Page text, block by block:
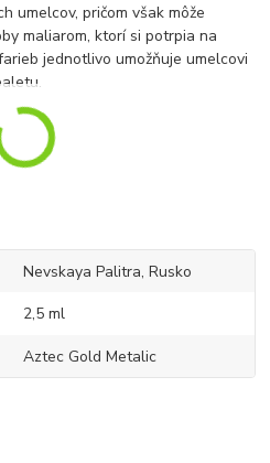
umelcov, pričom však môže
maliarom, ktorí si potrpia na
jednotlivo umožňuje umelcovi
Nevskaya Palitra, Rusko
2,5 ml
Aztec Gold Metalic